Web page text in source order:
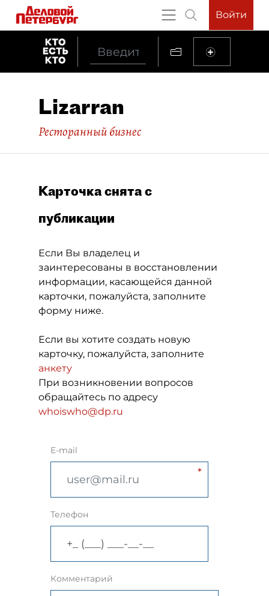
Войти
Lizarran
Ресторанный бизнес
Карточка снята с
публикации
Если Вы владелец и
заинтересованы в восстановлении
информации, касающейся данной
карточки, пожалуйста, заполните
форму ниже.
Если вы хотите создать новую
карточку, пожалуйста, заполните
анкету
При возникновении вопросов
обращайтесь по адресу
whoiswho@dp.ru
E-mail
Телефон
Комментарий